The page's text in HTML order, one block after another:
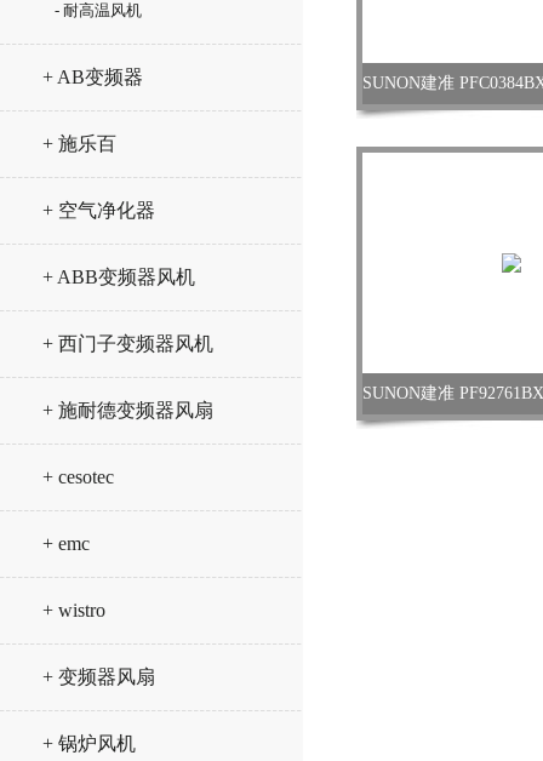
- 耐高温风机
+ AB变频器
+ 施乐百
+ 空气净化器
+ ABB变频器风机
+ 西门子变频器风机
+ 施耐德变频器风扇
+ cesotec
+ emc
+ wistro
+ 变频器风扇
+ 锅炉风机